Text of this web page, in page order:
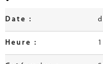
Date :
Heure :